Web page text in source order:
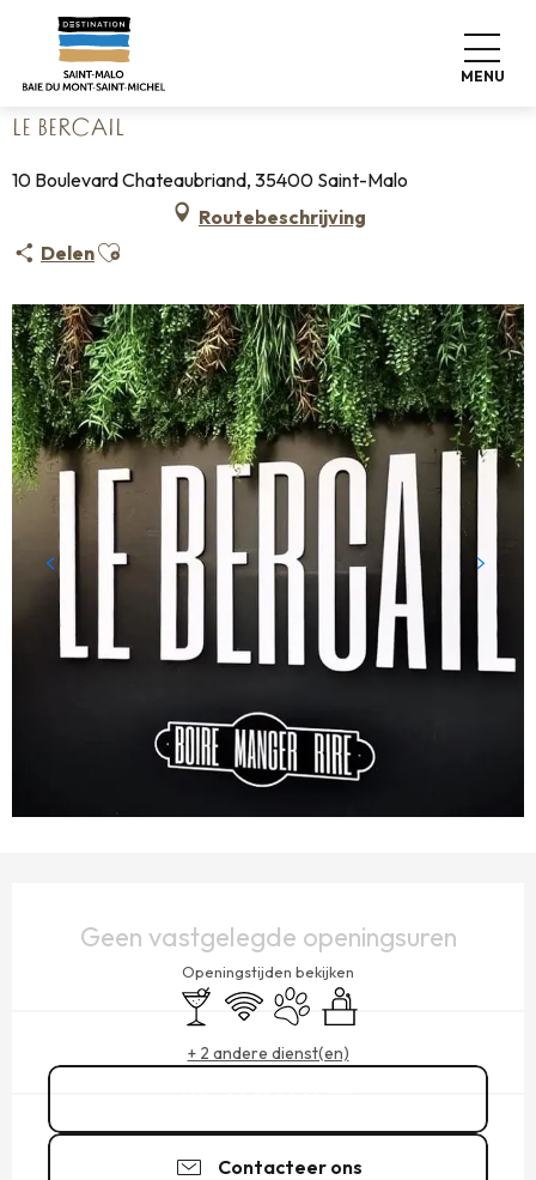
contenu
MENU
Home Wonen zoals thuis
Restaurants
Le Bercail
LE BERCAIL
10 Boulevard Chateaubriand, 35400 Saint-Malo
Routebeschrijving
DelenAjouter aux favoris
Geen vastgelegde openingsuren
Openingstijden bekijken
Bar / Versnaperingsbar
Wifi Dieren toegelaten
Seminars
+ 2 andere dienst(en)
Contacteer ons